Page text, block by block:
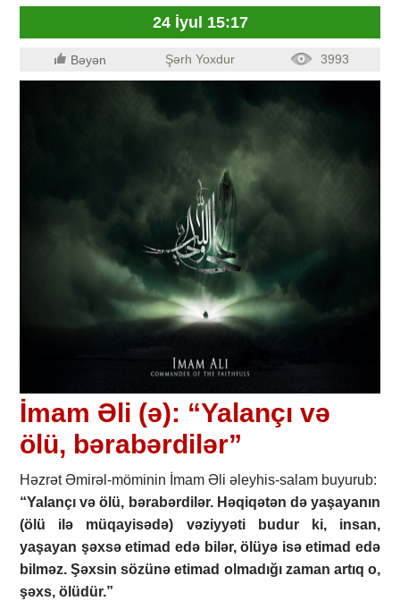
24 İyul 15:17
Bəyən Şərh Yoxdur 3993
İmam Əli (ə): “Yalançı və
ölü, bərabərdilər”
Həzrət Əmirəl-möminin İmam Əli əleyhis-salam buyurub:
“Yalançı və ölü, bərabərdilər. Həqiqətən də yaşayanın
(ölü ilə müqayisədə) vəziyyəti budur ki, insan,
yaşayan şəxsə etimad edə bilər, ölüyə isə etimad edə
bilməz. Şəxsin sözünə etimad olmadığı zaman artıq o,
şəxs, ölüdür.”